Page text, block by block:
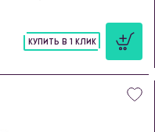
КУПИТЬ В 1 КЛИК